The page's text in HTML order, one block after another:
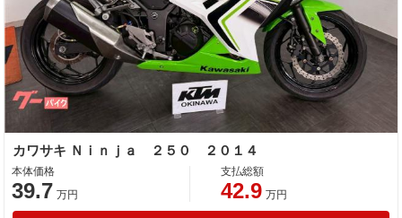
カワサキ Ｎｉｎｊａ ２５０ ２０１４
本体価格
39.7 万円
支払総額
42.9 万円